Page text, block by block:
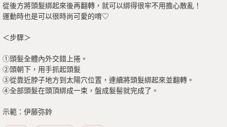
從後方將頭髮綁起來後再翻轉，就可以綁得很牢不用擔心散亂！
運動時也是可以很時尚可愛的唷♡
＜步驟＞
①頭髮全體內外交錯上捲。
②頭朝下，用手抓起頭髮
③從靠近脖子地方到太陽穴位置，連續將頭髮綁起來並翻轉。
④全部頭髮在頭頂綁成一束，盤成髮髻就完成了。
示範：伊藤弥鈴